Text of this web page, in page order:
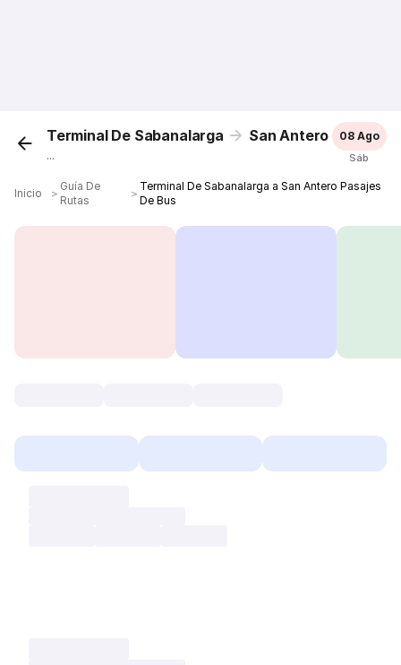
Terminal De Sabanalarga San Antero
...
08 Ago
Sáb
Inicio ＞
Guía De
Rutas
＞
Terminal De Sabanalarga a San Antero Pasajes
De Bus